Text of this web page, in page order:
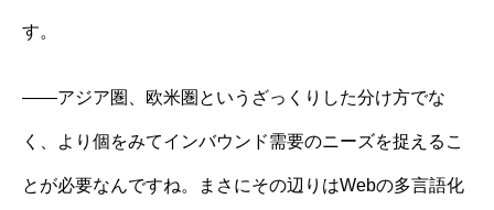
す。
——アジア圏、欧米圏というざっくりした分け方でな
く、より個をみてインバウンド需要のニーズを捉えるこ
とが必要なんですね。まさにその辺りはWebの多言語化